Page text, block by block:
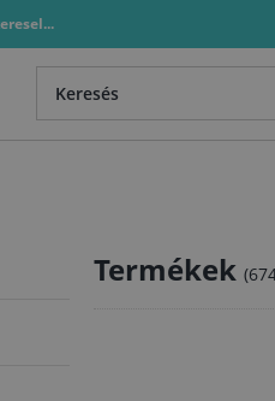
Termékek